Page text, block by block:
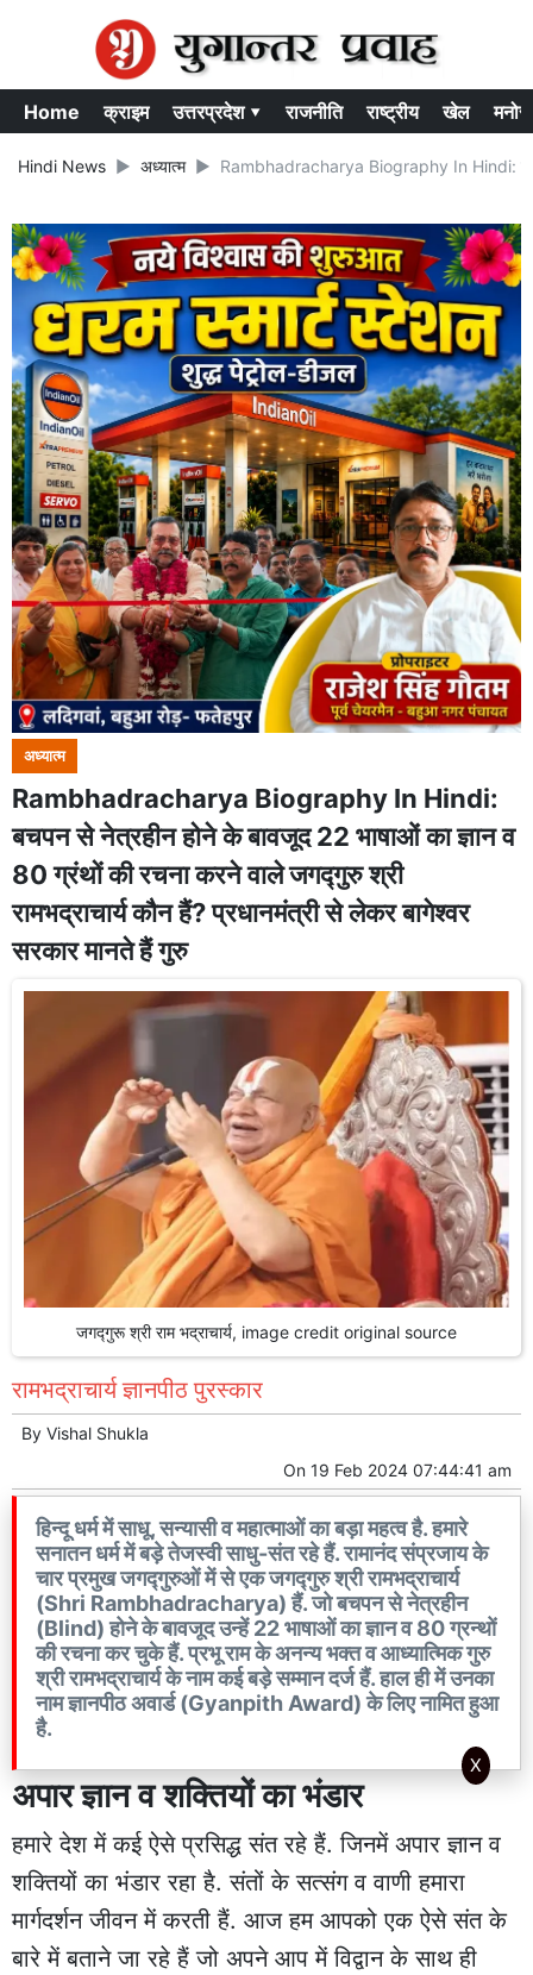
Home क्राइम उत्तरप्रदेश ▾ राजनीति राष्ट्रीय खेल
Hindi News अध्यात्म Rambhadracharya Biography In Hindi:
अध्यात्म
Rambhadracharya Biography In Hindi:
बचपन से नेत्रहीन होने के बावजूद 22 भाषाओं का ज्ञान व
80 ग्रंथों की रचना करने वाले जगद्गुरु श्री
रामभद्राचार्य कौन हैं? प्रधानमंत्री से लेकर बागेश्वर
सरकार मानते हैं गुरु
जगद्गुरू श्री राम भद्राचार्य, image credit original source
रामभद्राचार्य ज्ञानपीठ पुरस्कार
By Vishal Shukla
On 19 Feb 2024 07:44:41 am
हिन्दू धर्म में साधू, सन्यासी व महात्माओं का बड़ा महत्व है. हमारे
सनातन धर्म में बड़े तेजस्वी साधु-संत रहे हैं. रामानंद संप्रजाय के
चार प्रमुख जगद्गुरुओं में से एक जगद्गुरु श्री रामभद्राचार्य
(Shri Rambhadracharya) हैं. जो बचपन से नेत्रहीन
(Blind) होने के बावजूद उन्हें 22 भाषाओं का ज्ञान व 80 ग्रन्थों
की रचना कर चुके हैं. प्रभू राम के अनन्य भक्त व आध्यात्मिक गुरु
श्री रामभद्राचार्य के नाम कई बड़े सम्मान दर्ज हैं. हाल ही में उनका
नाम ज्ञानपीठ अवार्ड (Gyanpith Award) के लिए नामित हुआ
है.
अपार ज्ञान व शक्तियों का भंडार
हमारे देश में कई ऐसे प्रसिद्ध संत रहे हैं. जिनमें अपार ज्ञान व
शक्तियों का भंडार रहा है. संतों के सत्संग व वाणी हमारा
मार्गदर्शन जीवन में करती हैं. आज हम आपको एक ऐसे संत के
बारे में बताने जा रहे हैं जो अपने आप में विद्वान के साथ ही
X